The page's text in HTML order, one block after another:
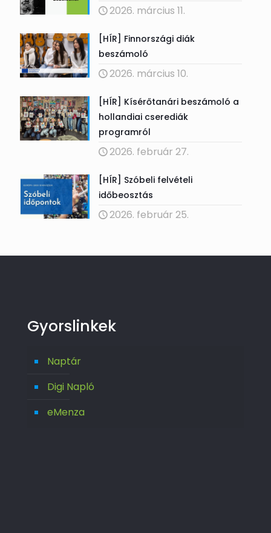
2026. március 11.
[HÍR] Finnországi diák
beszámoló
2026. március 10.
[HÍR] Kísérőtanári beszámoló a
hollandiai cserediák
programról
2026. február 27.
[HÍR] Szóbeli felvételi
időbeosztás
2026. február 25.
Gyorslinkek
Naptár
Digi Napló
eMenza